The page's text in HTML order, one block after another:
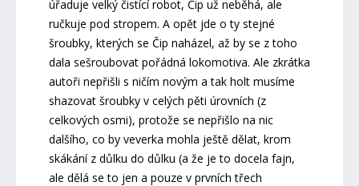
úřaduje velký čistící robot, Čip už neběhá, ale
ručkuje pod stropem. A opět jde o ty stejné
šroubky, kterých se Čip naházel, až by se z toho
dala sešroubovat pořádná lokomotiva. Ale zkrátka
autoři nepřišli s ničím novým a tak holt musíme
shazovat šroubky v celých pěti úrovních (z
celkových osmi), protože se nepřišlo na nic
dalšího, co by veverka mohla ještě dělat, krom
skákání z důlku do důlku (a že je to docela fajn,
ale dělá se to jen a pouze v prvních třech